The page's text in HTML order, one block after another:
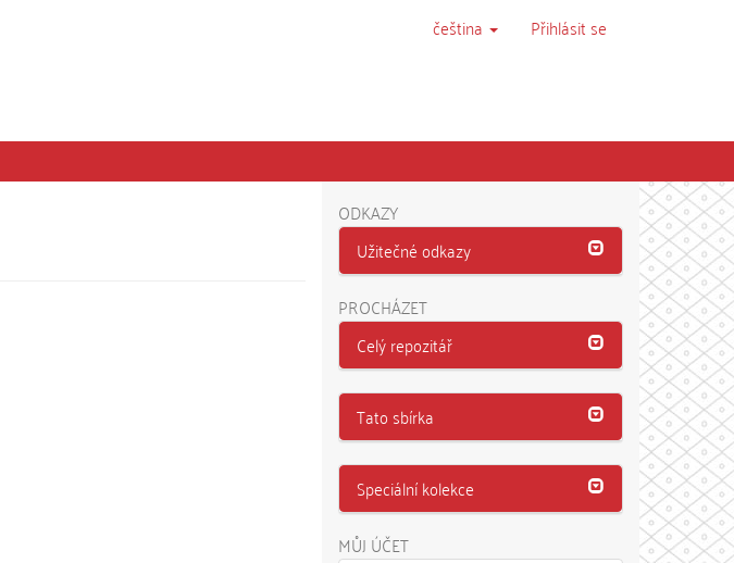
čeština Přihlásit se
ODKAZY
Užitečné odkazy
PROCHÁZET
Celý repozitář
Tato sbírka
Speciální kolekce
MŮJ ÚČET